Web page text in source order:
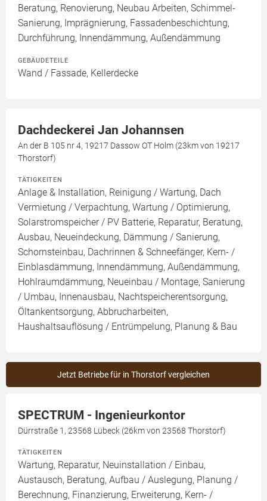
Beratung, Renovierung, Neubau Arbeiten, Schimmel-
Sanierung, Imprägnierung, Fassadenbeschichtung,
Durchführung, Innendämmung, Außendämmung
GEBÄUDETEILE
Wand / Fassade, Kellerdecke
Dachdeckerei Jan Johannsen
An der B 105 nr 4, 19217 Dassow OT Holm (23km von 19217
Thorstorf)
TÄTIGKEITEN
Anlage & Installation, Reinigung / Wartung, Dach
Vermietung / Verpachtung, Wartung / Optimierung,
Solarstromspeicher / PV Batterie, Reparatur, Beratung,
Ausbau, Neueindeckung, Dämmung / Sanierung,
Schornsteinbau, Dachrinnen & Schneefänger, Kern- /
Einblasdämmung, Innendämmung, Außendämmung,
Hohlraumdämmung, Neueinbau / Montage, Sanierung
/ Umbau, Innenausbau, Nachtspeicherentsorgung,
Öltankentsorgung, Abbrucharbeiten,
Haushaltsauflösung / Entrümpelung, Planung & Bau
Jetzt Betriebe für in Thorstorf vergleichen
SPECTRUM - Ingenieurkontor
Dürrstraße 1, 23568 Lübeck (26km von 23568 Thorstorf)
TÄTIGKEITEN
Wartung, Reparatur, Neuinstallation / Einbau,
Austausch, Beratung, Aufbau / Auslegung, Planung /
Berechnung, Finanzierung, Erweiterung, Kern- /